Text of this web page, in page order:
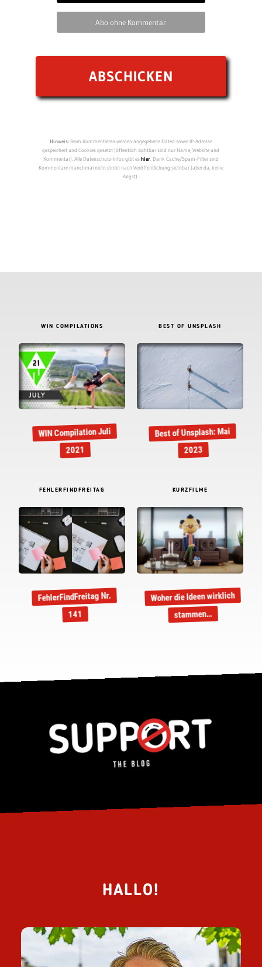
Abo ohne Kommentar
Hinweis:Beim Kommentieren werden angegebene Daten sowie IP-Adresse
gespeichert und Cookies gesetzt (öffentlich sichtbar sind nur Name, Website und
Kommentar). Alle Datenschutz-Infos gibt eshier. Dank Cache/Spam-Filter sind
Kommentare manchmal nicht direkt nach Veröffentlichung sichtbar (aber da, keine
Angst).
WIN COMPILATIONS
WIN Compilation Juli
2021
BEST OF UNSPLASH
Best of Unsplash: Mai
2023
FEHLERFINDFREITAG
FehlerFindFreitag Nr.
141
KURZFILME
Woher die Ideen wirklich
stammen…
HALLO!